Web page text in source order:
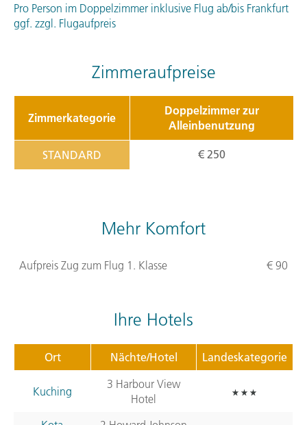
Pro Person im Doppelzimmer inklusive Flug ab/bis Frankfurt
ggf. zzgl. Flugaufpreis
Zimmeraufpreise
Zimmerkategorie
Doppelzimmer zur
Alleinbenutzung
STANDARD € 250
Mehr Komfort
Aufpreis Zug zum Flug 1. Klasse € 90
Ihre Hotels
Ort Nächte/Hotel Landeskategorie
Kuching
3 Harbour View
Hotel